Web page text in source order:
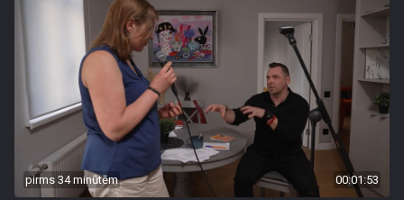
pirms 34 minūtēm 00:01:53